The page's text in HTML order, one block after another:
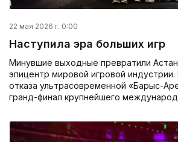
22 мая 2026 г. 0:00
Наступила эра больших игр
Минувшие выходные превратили
эпицентр мировой игровой
отказа ультрасовременной «Барыс-
гранд-финал крупнейшего